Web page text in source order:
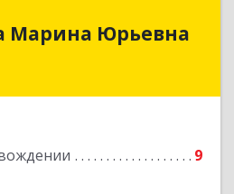
Марина Юрьевна
9